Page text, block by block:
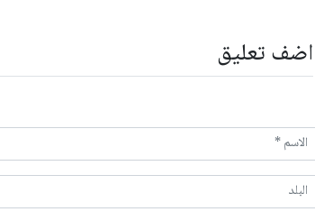
اضف تعليق